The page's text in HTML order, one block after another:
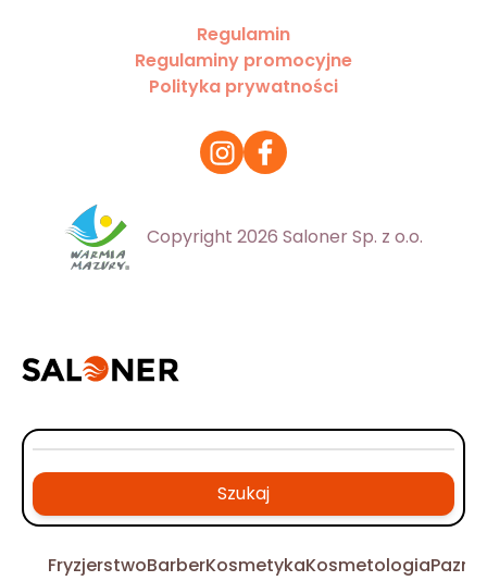
Regulamin
Regulaminy promocyjne
Polityka prywatności
Copyright 2026 Saloner Sp. z o.o.
Szukaj
FryzjerstwoBarberKosmetykaKosmetologia